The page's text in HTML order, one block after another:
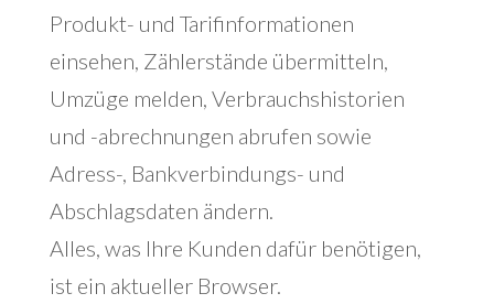
Produkt- und Tarifinformationen
einsehen, Zählerstände übermitteln,
Umzüge melden, Verbrauchshistorien
und -abrechnungen abrufen sowie
Adress-, Bankverbindungs- und
Abschlagsdaten ändern.
Alles, was Ihre Kunden dafür benötigen,
ist ein aktueller Browser.